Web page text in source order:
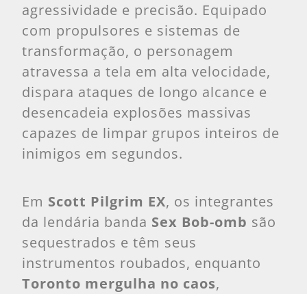
agressividade e precisão. Equipado
com propulsores e sistemas de
transformação, o personagem
atravessa a tela em alta velocidade,
dispara ataques de longo alcance e
desencadeia explosões massivas
capazes de limpar grupos inteiros de
inimigos em segundos.
Em Scott Pilgrim EX, os integrantes
da lendária banda Sex Bob-omb são
sequestrados e têm seus
instrumentos roubados, enquanto
Toronto mergulha no caos,